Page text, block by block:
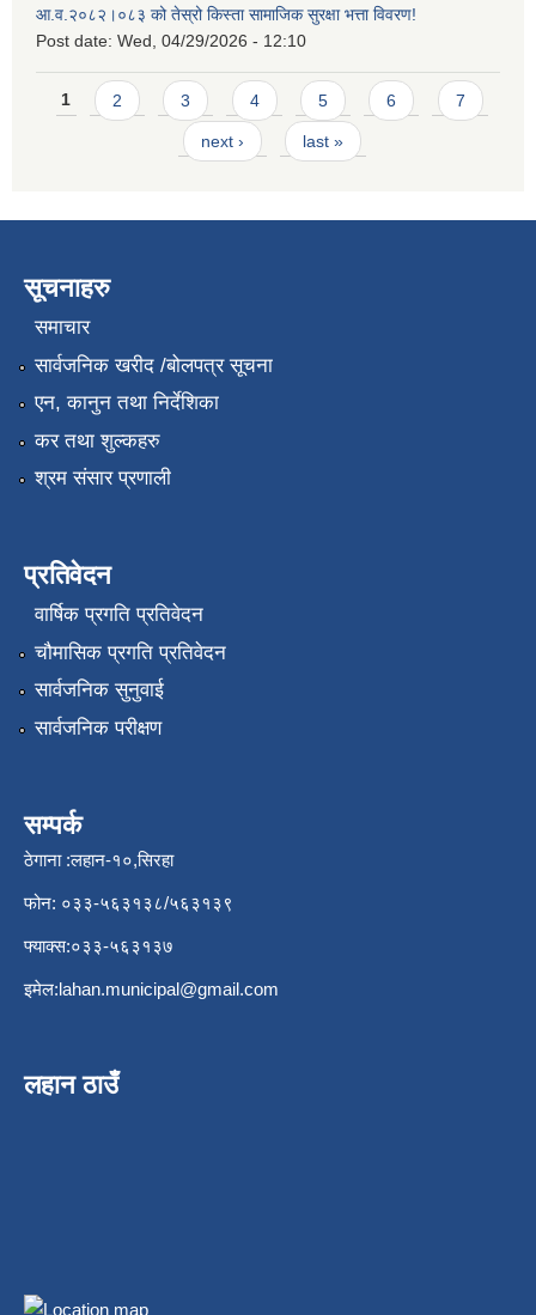
आ.व.२०८२।०८३ को तेस्रो किस्ता सामाजिक सुरक्षा भत्ता विवरण!
Post date: Wed, 04/29/2026 - 12:10
Pages
1 2 3 4 5 6 7
next › last »
सूचनाहरु
समाचार
सार्वजनिक खरीद /बोलपत्र सूचना
एन, कानुन तथा निर्देशिका
कर तथा शुल्कहरु
श्रम संसार प्रणाली
प्रतिवेदन
वार्षिक प्रगति प्रतिवेदन
चौमासिक प्रगति प्रतिवेदन
सार्वजनिक सुनुवाई
सार्वजनिक परीक्षण
सम्पर्क
ठेगाना :लहान-१०,सिरहा
फोन: ०३३-५६३१३८/५६३१३९
फ्याक्स:०३३-५६३१३७
इमेल:lahan.municipal@gmail.com
लहान ठाउँ